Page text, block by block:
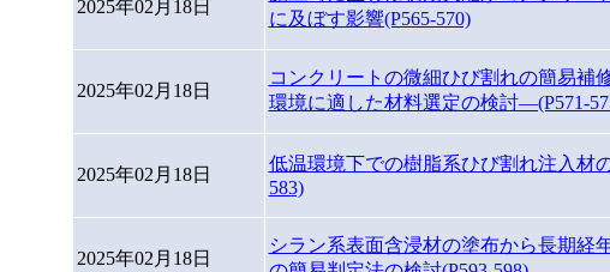
2025年02月18日
に及ぼす影響(P565-570)
2025年02月18日
コンクリートの微細ひび割れの簡易
環境に適した材料選定の検討―(P571-
2025年02月18日
低温環境下での樹脂系ひび割れ注入材
583)
2025年02月18日
シラン系表面含浸材の塗布から長期経